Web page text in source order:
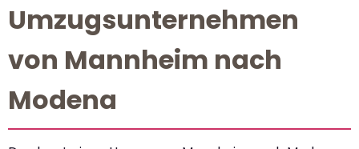
Umzugsunternehmen
von Mannheim nach
Modena